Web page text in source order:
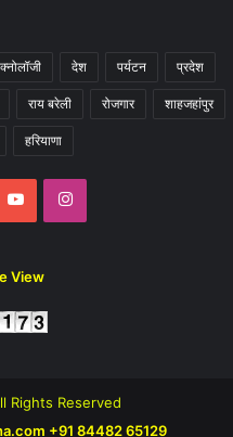
देश पर्यटन प्रदेश
राय बरेली रोजगार शाहजहांपुर
हरियाणा
YouTubeInstagram
View
Rights Reserved
+91 84482 65129